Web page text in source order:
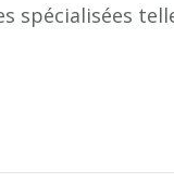
spécialisées